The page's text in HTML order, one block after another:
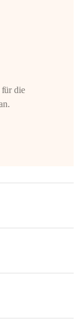
für die